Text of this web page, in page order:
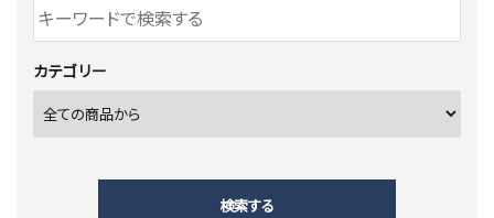
カテゴリー
検索する